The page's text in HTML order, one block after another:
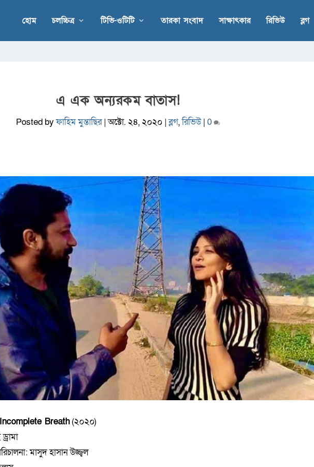
হোম চলচ্চিত্র টিভি-ওটিটি তারকা সংবাদ সাক্ষাৎকার রিভিউ ব্লগ
এ এক অন্যরকম বাতাস!
Posted byফাহিম মুন্তাছির|অক্টো. ২৪, ২০২০ |ব্লগ,রিভিউ|0
Breath(২০২০)
মাসুদ হাসান উজ্জ্বল